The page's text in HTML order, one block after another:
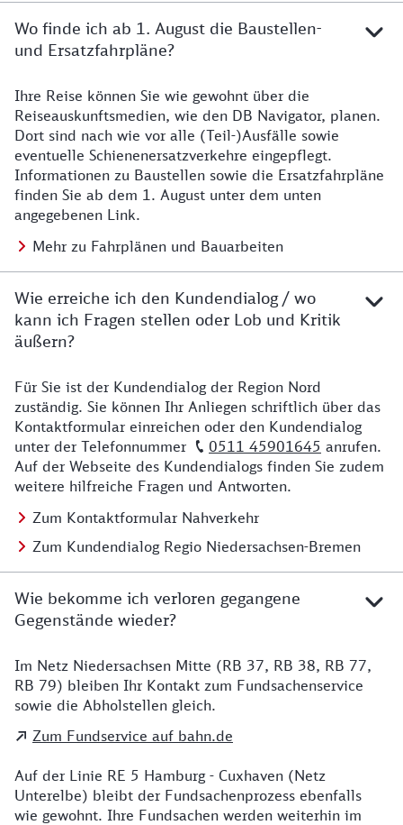
Wo finde ich ab 1. August die Baustellen-
und Ersatzfahrpläne?
Details zu Baustelle
Ihre Reise können Sie wie gewohnt über die
Reiseauskunftsmedien, wie den DB Navigator, planen.
Dort sind nach wie vor alle (Teil-)Ausfälle sowie
eventuelle Schienenersatzverkehre eingepflegt.
Informationen zu Baustellen sowie die Ersatzfahrpläne
finden Sie ab dem 1. August unter dem unten
angegebenen Link.
Mehr zu Fahrplänen und Bauarbeiten
Wie erreiche ich den Kundendialog / wo
kann ich Fragen stellen oder Lob und Kritik
äußern?
Details zu Kontakt
Für Sie ist der Kundendialog der Region Nord
zuständig. Sie können Ihr Anliegen schriftlich über das
Kontaktformular einreichen oder den Kundendialog
unter der Telefonnummer
0511 45901645 anrufen.
Auf der Webseite des Kundendialogs finden Sie zudem
weitere hilfreiche Fragen und Antworten.
Zum Kontaktformular Nahverkehr
Zum Kundendialog Regio Niedersachsen-Bremen
Wie bekomme ich verloren gegangene
Gegenstände wieder?
Details zu Kontakt
Im Netz Niedersachsen Mitte (RB 37, RB 38, RB 77,
RB 79) bleiben Ihr Kontakt zum Fundsachenservice
sowie die Abholstellen gleich.
Zum Fundservice auf bahn.de
Auf der Linie RE 5 Hamburg - Cuxhaven (Netz
Unterelbe) bleibt der Fundsachenprozess ebenfalls
wie gewohnt. Ihre Fundsachen werden weiterhin im